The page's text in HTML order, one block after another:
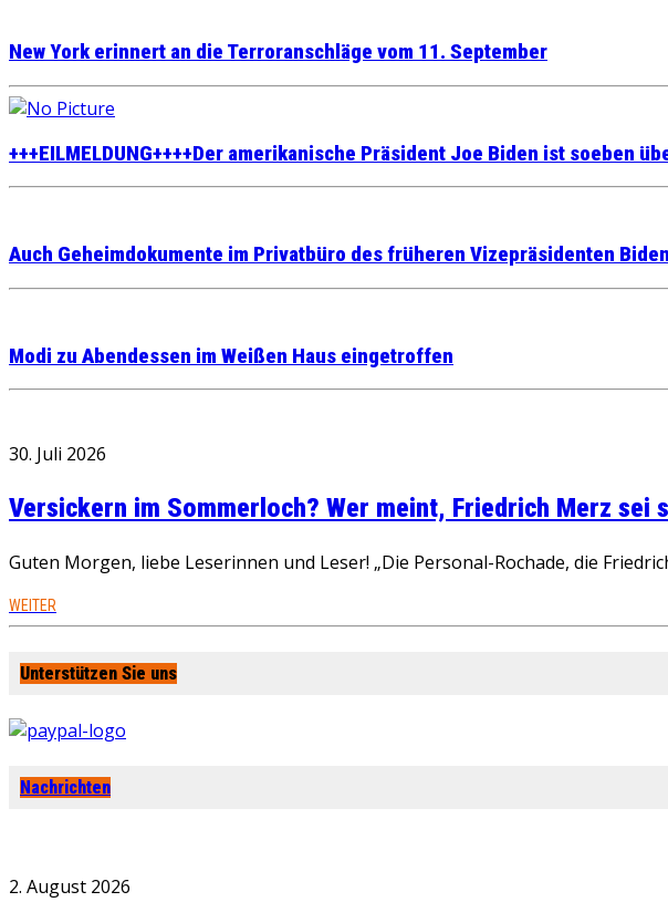
New York erinnert an die Terroranschläge vom 11. September
+++EILMELDUNG++++Der amerikanische Präsident Joe Biden ist soeben
Auch Geheimdokumente im Privatbüro des früheren Vizepräsidenten
Modi zu Abendessen im Weißen Haus eingetroffen
30. Juli 2026
Versickern im Sommerloch? Wer meint, Friedrich Merz
Guten Morgen, liebe Leserinnen und Leser! „Die Personal-Rochade, die
WEITER
Unterstützen Sie uns
Nachrichten
2. August 2026